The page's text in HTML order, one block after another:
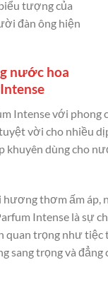
tượng của
đàn ông hiện
nước hoa
Intense với phong
vời cho nhiều
khuyên dùng cho
thơm ấm áp,
Intense là sự
quan trọng như tiệc
sang trọng và đẳng